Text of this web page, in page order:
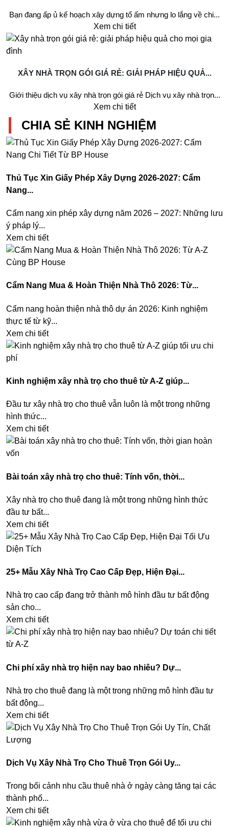
Bạn đang ấp ủ kế hoạch xây dựng tổ ấm nhưng lo lắng về chi...
Xem chi tiết
XÂY NHÀ TRỌN GÓI GIÁ RẺ: GIẢI PHÁP HIỆU QUẢ...
Giới thiệu dịch vụ xây nhà trọn gói giá rẻ Dịch vụ xây nhà trọn...
Xem chi tiết
CHIA SẺ KINH NGHIỆM
Thủ Tục Xin Giấy Phép Xây Dựng 2026-2027: Cẩm
Nang...
Cẩm nang xin phép xây dựng năm 2026 – 2027: Những lưu
ý pháp lý...
Xem chi tiết
Cẩm Nang Mua & Hoàn Thiện Nhà Thô 2026: Từ...
Cẩm nang hoàn thiện nhà thô dự án 2026: Kinh nghiệm
thực tế từ kỹ...
Xem chi tiết
Kinh nghiệm xây nhà trọ cho thuê từ A-Z giúp...
Đầu tư xây nhà trọ cho thuê vẫn luôn là một trong những
hình thức...
Xem chi tiết
Bài toán xây nhà trọ cho thuê: Tính vốn, thời...
Xây nhà trọ cho thuê đang là một trong những hình thức
đầu tư bất...
Xem chi tiết
25+ Mẫu Xây Nhà Trọ Cao Cấp Đẹp, Hiện Đại...
Nhà trọ cao cấp đang trở thành mô hình đầu tư bất động
sản cho...
Xem chi tiết
Chi phí xây nhà trọ hiện nay bao nhiêu? Dự...
Nhà trọ cho thuê đang là một trong những mô hình đầu tư
bất động...
Xem chi tiết
Dịch Vụ Xây Nhà Trọ Cho Thuê Trọn Gói Uy...
Trong bối cảnh nhu cầu thuê nhà ở ngày càng tăng tại các
thành phố...
Xem chi tiết